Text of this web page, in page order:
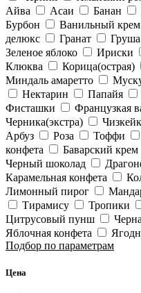
Айва
Асаи Банан
Бурбон
Ванильный крем
делюкс
Гранат Груша
Зеленое яблоко
Ириски
Клюква
Корица(острая)
Миндаль амаретто
Нектарин
Папайя
Фисташки
Французкая
Черника(экстра)
Чизкейк
Арбуз
Роза Тоффи
конфета
Баварский крем
Черный шоколад
Карамельная конфета
Лимонный пирог
Тирамису
Тропики
Цитрусовый пунш
Яблочная конфета
Подбор по параметрам
Цена